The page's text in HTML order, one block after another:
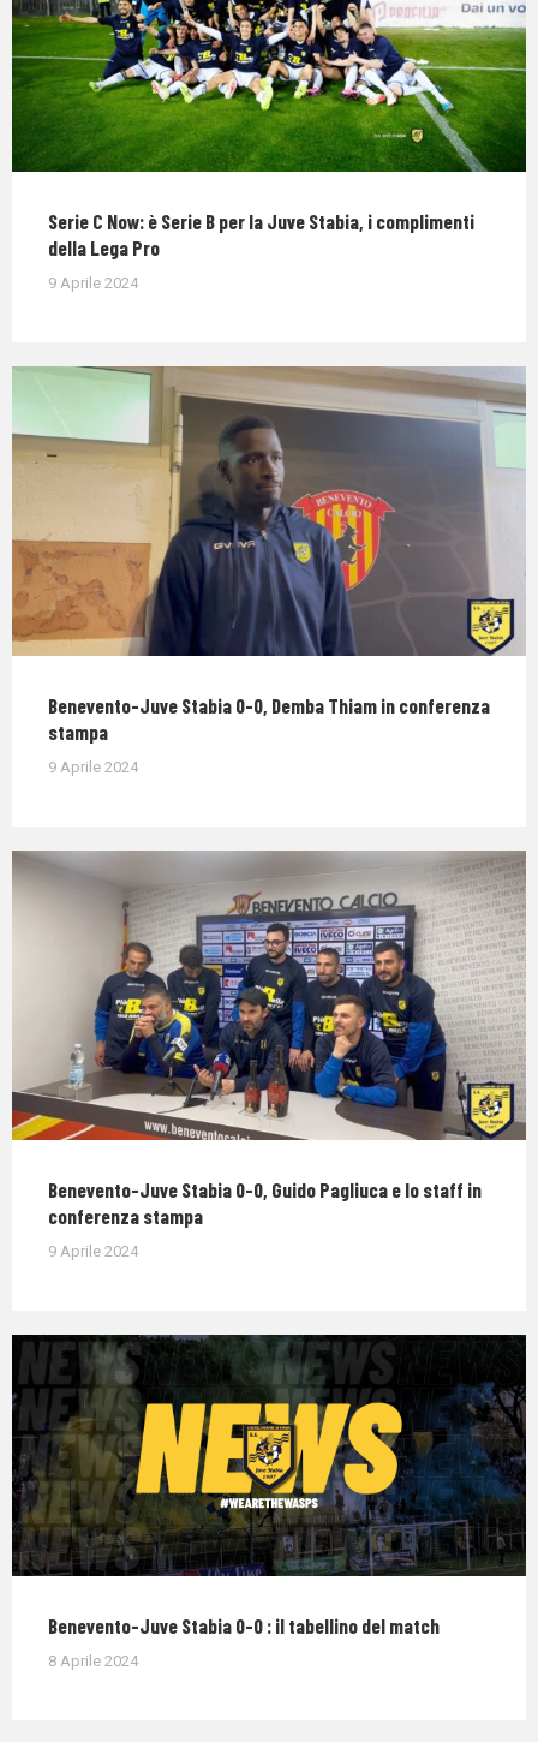
Serie C Now: è Serie B per la Juve Stabia, i complimenti
della Lega Pro
9 Aprile 2024
Benevento-Juve Stabia 0-0, Demba Thiam in conferenza
stampa
9 Aprile 2024
Benevento-Juve Stabia 0-0, Guido Pagliuca e lo staff in
conferenza stampa
9 Aprile 2024
Benevento-Juve Stabia 0-0 : il tabellino del match
8 Aprile 2024